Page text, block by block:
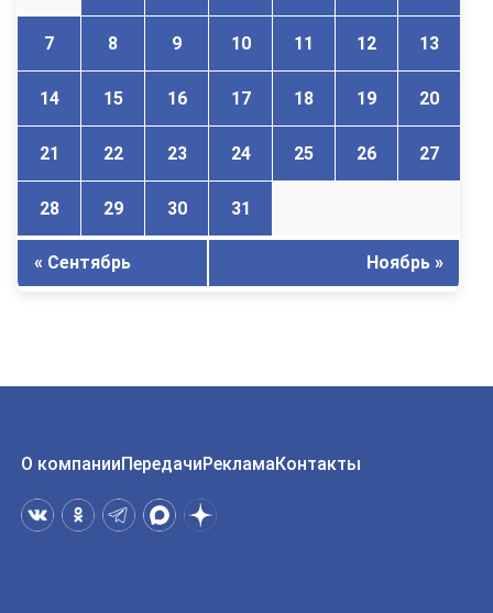
7 8 9 10 11 12 13
14 15 16 17 18 19 20
21 22 23 24 25 26 27
28 29 30 31
« Сентябрь Ноябрь »
О компанииПередачиРекламаКонтакты